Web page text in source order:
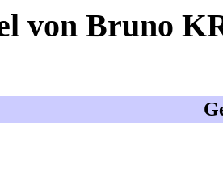
von Bruno